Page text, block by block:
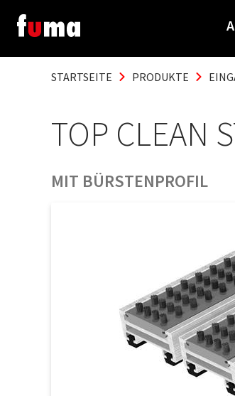
STARTSEITE PRODUKTE
TOP CLEAN
MIT BÜRSTENPROFIL